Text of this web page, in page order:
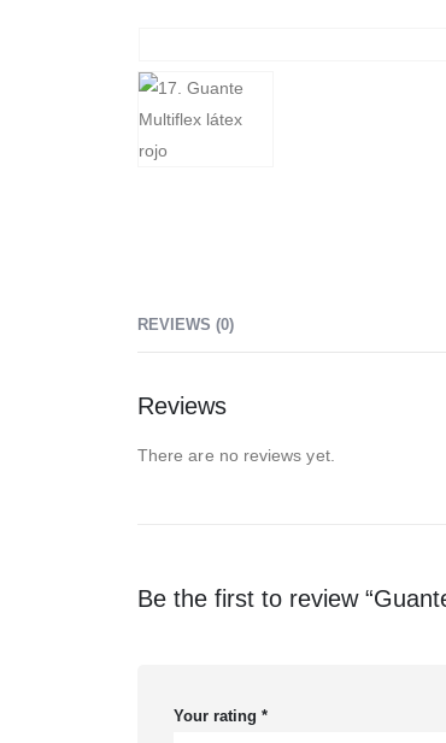
REVIEWS (0)
Reviews
There are no reviews yet.
Be the first to review
Your rating *